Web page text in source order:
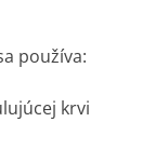
používa:
krvi